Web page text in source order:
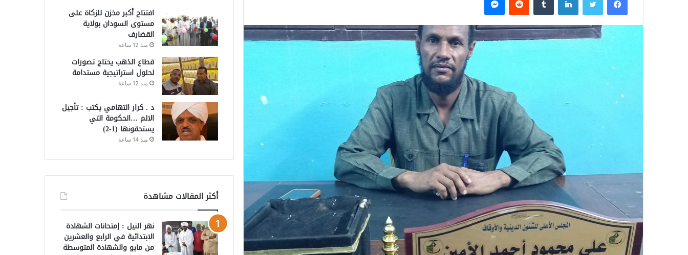
ل
ب
ر
و
ن
ي
ا
افتتاح أكبر مخزن للزكاة على
مستوى السودان بولاية
القضارف
منذ 12 ساعة
قطاع الذهب يحتاج تصورات
لحلول استراتيجية مستدامة
منذ 12 ساعة
د . كرار التهامي يكتب : تأجيل
الالم …الحكومة التي
يستحقونها (1-2)
منذ 14 ساعة
أكثر المقالات مشاهدة
نهر النيل : إمتحانات الشهادة
الابتدائية في الرابع والعشرين
من مايو والشهادة المتوسطة